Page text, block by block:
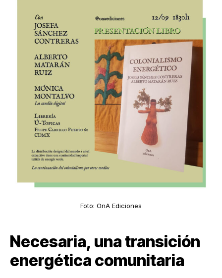
Foto: OnA Ediciones
Necesaria, una transición
energética comunitaria